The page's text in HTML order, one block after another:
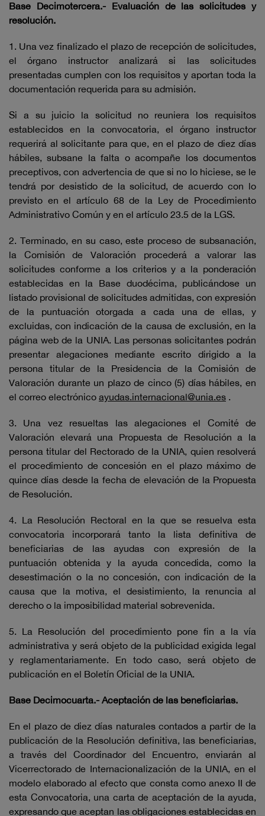
Base Decimotercera.- Evaluación de las solicitudes y
resolución.
1. Una vez finalizado el plazo de recepción de solicitudes,
el órgano instructor analizará si las solicitudes
presentadas cumplen con los requisitos y aportan toda la
documentación requerida para su admisión.
Si a su juicio la solicitud no reuniera los requisitos
establecidos en la convocatoria, el órgano instructor
requerirá al solicitante para que, en el plazo de diez días
hábiles, subsane la falta o acompañe los documentos
preceptivos, con advertencia de que si no lo hiciese, se le
tendrá por desistido de la solicitud, de acuerdo con lo
previsto en el artículo 68 de la Ley de Procedimiento
Administrativo Común y en el artículo 23.5 de la LGS.
2. Terminado, en su caso, este proceso de subsanación,
la Comisión de Valoración procederá a valorar las
solicitudes conforme a los criterios y a la ponderación
establecidas en la Base duodécima, publicándose un
listado provisional de solicitudes admitidas, con expresión
de la puntuación otorgada a cada una de ellas, y
excluidas, con indicación de la causa de exclusión, en la
página web de la UNIA. Las personas solicitantes podrán
presentar alegaciones mediante escrito dirigido a la
persona titular de la Presidencia de la Comisión de
Valoración durante un plazo de cinco (5) días hábiles, en
el correo electrónico ayudas.internacional@unia.es .
3. Una vez resueltas las alegaciones el Comité de
Valoración elevará una Propuesta de Resolución a la
persona titular del Rectorado de la UNIA, quien resolverá
el procedimiento de concesión en el plazo máximo de
quince días desde la fecha de elevación de la Propuesta
de Resolución.
4. La Resolución Rectoral en la que se resuelva esta
convocatoria incorporará tanto la lista definitiva de
beneficiarias de las ayudas con expresión de la
puntuación obtenida y la ayuda concedida, como la
desestimación o la no concesión, con indicación de la
causa que la motiva, el desistimiento, la renuncia al
derecho o la imposibilidad material sobrevenida.
5. La Resolución del procedimiento pone fin a la vía
administrativa y será objeto de la publicidad exigida legal
y reglamentariamente. En todo caso, será objeto de
publicación en el Boletín Oficial de la UNIA.
Base Decimocuarta.- Aceptación de las beneficiarias.
En el plazo de diez días naturales contados a partir de la
publicación de la Resolución definitiva, las beneficiarias,
a través del Coordinador del Encuentro, enviarán al
Vicerrectorado de Internacionalización de la UNIA, en el
modelo elaborado al efecto que consta como anexo II de
esta Convocatoria, una carta de aceptación de la ayuda,
expresando que aceptan las obligaciones establecidas en